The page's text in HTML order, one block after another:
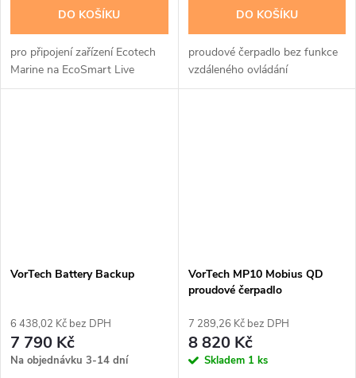
DO KOŠÍKU
pro připojení zařízení Ecotech
Marine na EcoSmart Live
DO KOŠÍKU
proudové čerpadlo bez funkce
vzdáleného ovládání
VorTech Battery Backup
6 438,02 Kč bez DPH
7 790 Kč
Na objednávku 3-14 dní
VorTech MP10 Mobius QD
proudové čerpadlo
7 289,26 Kč bez DPH
8 820 Kč
Skladem 1 ks